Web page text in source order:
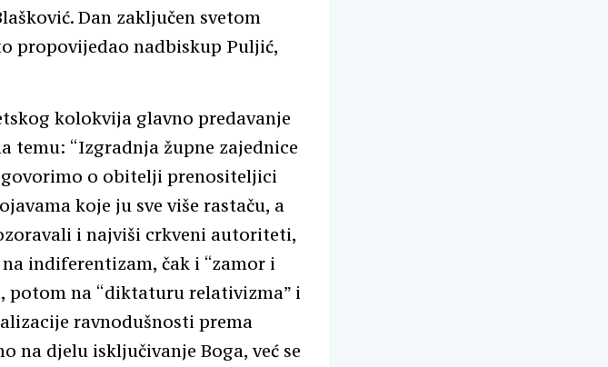
Dan zaključen svetom
propovijedao nadbiskup Puljić,
kolokvija glavno predavanje
temu: “Izgradnja župne zajednice
o obitelji prenositeljici
koje ju sve više rastaču, a
i najviši crkveni autoriteti,
indiferentizam, čak i “zamor i
potom na “diktaturu relativizma” i
ravnodušnosti prema
na djelu isključivanje Boga, već se